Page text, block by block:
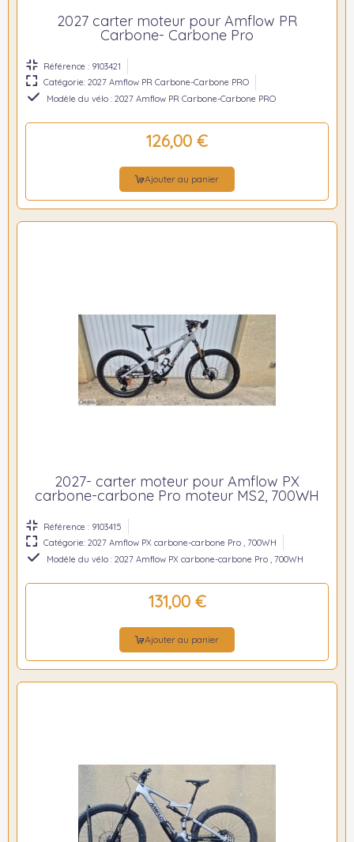
2027 carter moteur pour Amflow PR
Carbone- Carbone Pro
Référence : 9103421
Catégorie: 2027 Amflow PR Carbone-Carbone PRO
Modèle du vélo : 2027 Amflow PR Carbone-Carbone PRO
126,00 €
Ajouter au panier
2027- carter moteur pour Amflow PX
carbone-carbone Pro moteur MS2, 700WH
Référence : 9103415
Catégorie: 2027 Amflow PX carbone-carbone Pro , 700WH
Modèle du vélo : 2027 Amflow PX carbone-carbone Pro , 700WH
131,00 €
Ajouter au panier